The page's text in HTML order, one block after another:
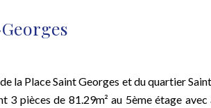
la Place Saint Georges et du quartier
pièces de 81.29m² au 5ème étage avec